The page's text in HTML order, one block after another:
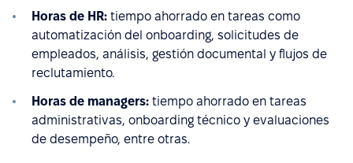
Horas de HR: tiempo ahorrado en tareas como
automatización del onboarding, solicitudes de
empleados, análisis, gestión documental y flujos de
reclutamiento.
Horas de managers: tiempo ahorrado en tareas
administrativas, onboarding técnico y evaluaciones
de desempeño, entre otras.